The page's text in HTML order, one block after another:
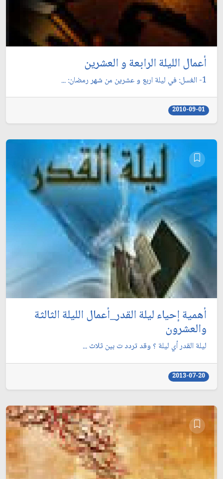
أعمال الليلة الرابعة و العشرين
1- الغسل: في ليلة اربع و عشرين من شهر رمضان: ...
2010-09-01
أهمية إحياء ليلة القدر_أعمال الليلة الثالثة
والعشرون
ليلة القدر أي ليلة ؟ وقد تردد ت بين ثلاث ...
2013-07-20